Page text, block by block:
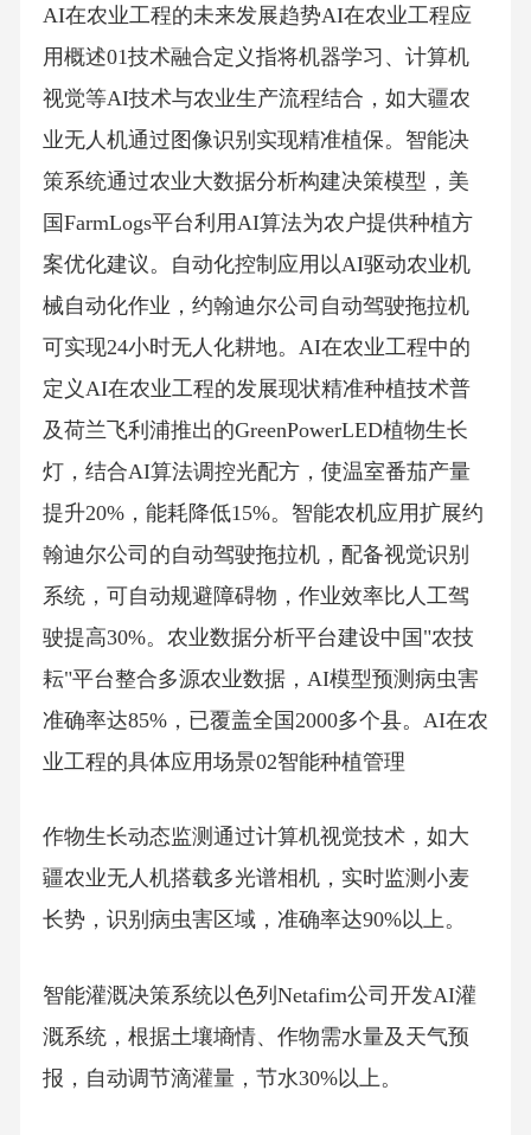
AI在农业工程的未来发展趋势AI在农业工程应
用概述01技术融合定义指将机器学习、计算机
视觉等AI技术与农业生产流程结合，如大疆农
业无人机通过图像识别实现精准植保。智能决
策系统通过农业大数据分析构建决策模型，美
国FarmLogs平台利用AI算法为农户提供种植方
案优化建议。自动化控制应用以AI驱动农业机
械自动化作业，约翰迪尔公司自动驾驶拖拉机
可实现24小时无人化耕地。AI在农业工程中的
定义AI在农业工程的发展现状精准种植技术普
及荷兰飞利浦推出的GreenPowerLED植物生长
灯，结合AI算法调控光配方，使温室番茄产量
提升20%，能耗降低15%。智能农机应用扩展约
翰迪尔公司的自动驾驶拖拉机，配备视觉识别
系统，可自动规避障碍物，作业效率比人工驾
驶提高30%。农业数据分析平台建设中国"农技
耘"平台整合多源农业数据，AI模型预测病虫害
准确率达85%，已覆盖全国2000多个县。AI在农
业工程的具体应用场景02智能种植管理
作物生长动态监测通过计算机视觉技术，如大
疆农业无人机搭载多光谱相机，实时监测小麦
长势，识别病虫害区域，准确率达90%以上。
智能灌溉决策系统以色列Netafim公司开发AI灌
溉系统，根据土壤墒情、作物需水量及天气预
报，自动调节滴灌量，节水30%以上。